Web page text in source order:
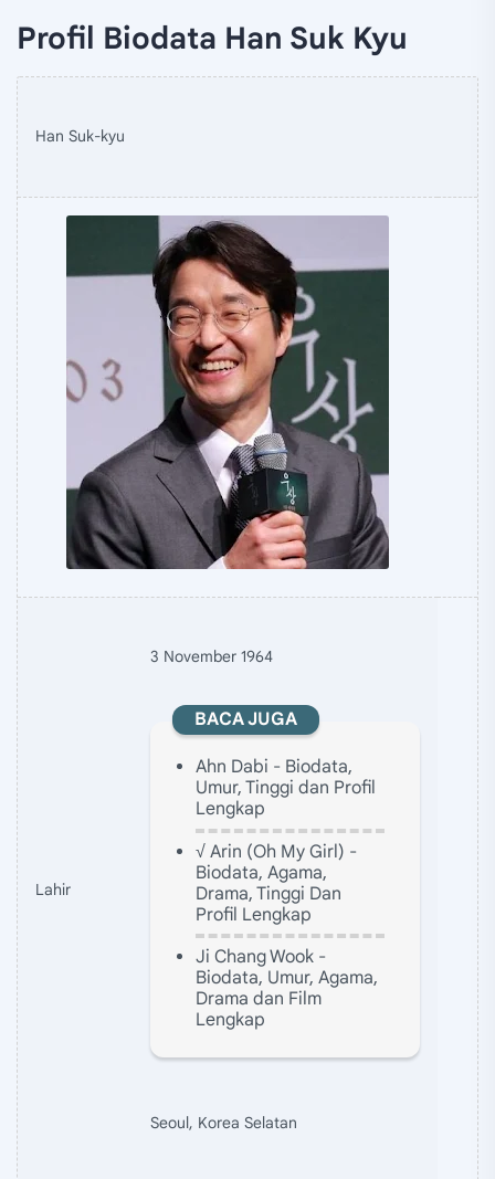
Profil Biodata Han Suk Kyu
Han Suk-kyu
Lahir
3 November 1964
BACA JUGA
Ahn Dabi - Biodata,
Umur, Tinggi dan Profil
Lengkap
√ Arin (Oh My Girl) -
Biodata, Agama,
Drama, Tinggi Dan
Profil Lengkap
Ji Chang Wook -
Biodata, Umur, Agama,
Drama dan Film
Lengkap
Seoul, Korea Selatan